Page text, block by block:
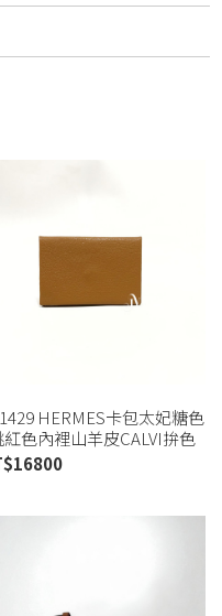
HERMES卡包太妃糖色
紅色內裡山羊皮CALVI拚色
(桃園店)
16800